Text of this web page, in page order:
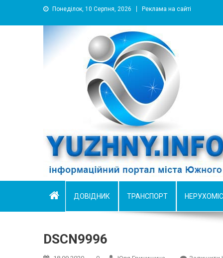
Понеділок, 10 Серпня, 2026 Реклама на сайті
YUZHNY.INFO
информационный портал города Южный
ДОВІДНИК ТРАНСПОРТ
DSCN9996